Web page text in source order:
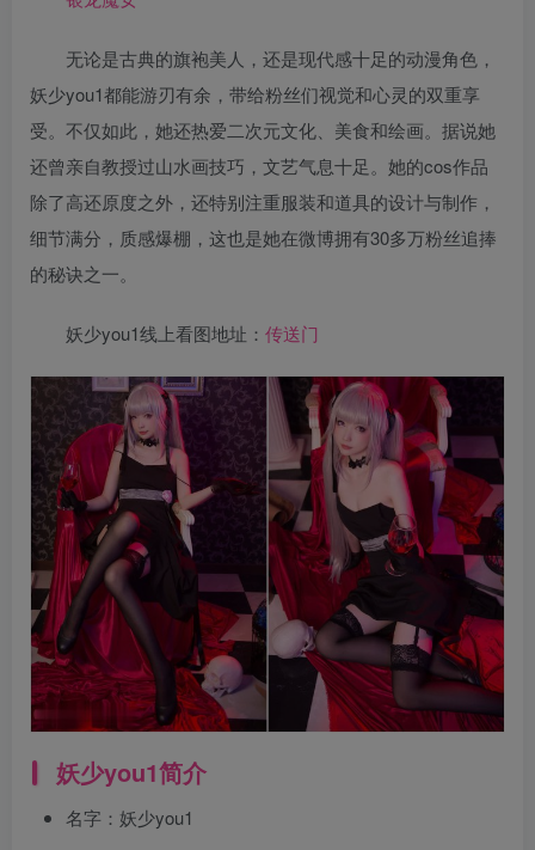
无论是古典的旗袍美人，还是现代感十足的动漫角色，
妖少you1都能游刃有余，带给粉丝们视觉和心灵的双重享
受。不仅如此，她还热爱二次元文化、美食和绘画。据说她
还曾亲自教授过山水画技巧，文艺气息十足。她的cos作品
除了高还原度之外，还特别注重服装和道具的设计与制作，
细节满分，质感爆棚，这也是她在微博拥有30多万粉丝追捧
的秘诀之一。
妖少you1线上看图地址： 传送门
妖少you1简介
名字：妖少you1